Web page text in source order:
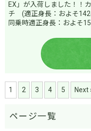
EX」が入荷しました！！
チ (適正身長：お
同乗時適正身長：およそ
1 2 3 4 5 Next